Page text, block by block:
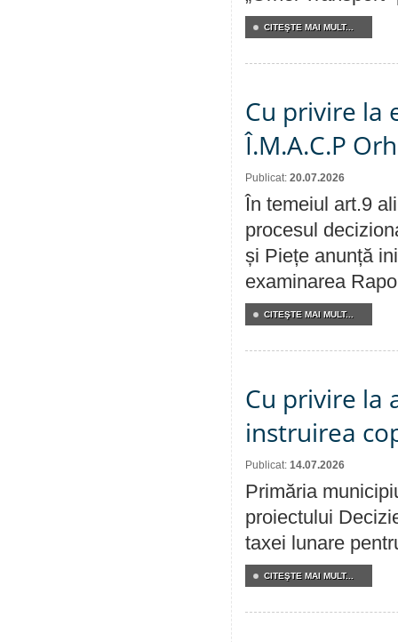
CITEŞTE MAI MULT...
Cu privire la
Î.M.A.C.P
Publicat: 20.07.2026
În temeiul art.9
procesul
și Piețe anunță
examinarea
CITEŞTE MAI MULT...
Cu privire la
instruirea
Publicat: 14.07.2026
Primăria
proiectului
taxei lunare
CITEŞTE MAI MULT...